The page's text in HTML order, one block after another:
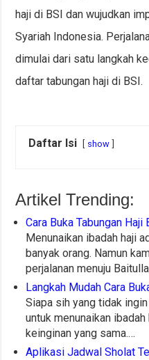
haji di BSI dan wujudkan
Syariah Indonesia.
dimulai dari satu langkah
daftar tabungan haji di BSI.
Daftar Isi show
Artikel Trending:
Cara Buka Tabungan
Menunaikan ibadah haji
banyak orang. Namun
perjalanan menuju
Langkah Mudah Cara
Siapa sih yang tidak
untuk menunaikan
keinginan yang sama.…
Aplikasi Jadwal Sholat